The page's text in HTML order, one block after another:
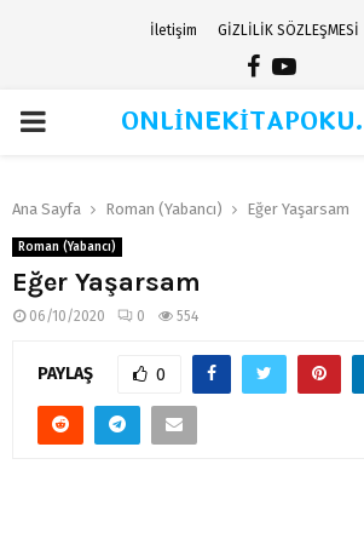
İletişim GİZLİLİK SÖZLEŞMESİ
Facebook
PRIMARY
Ana Sayfa Roman (Yabancı) Eğer Yaşarsam
Roman (Yabancı)
Eğer Yaşarsam
06/10/2020 0 554
PAYLAŞ 0